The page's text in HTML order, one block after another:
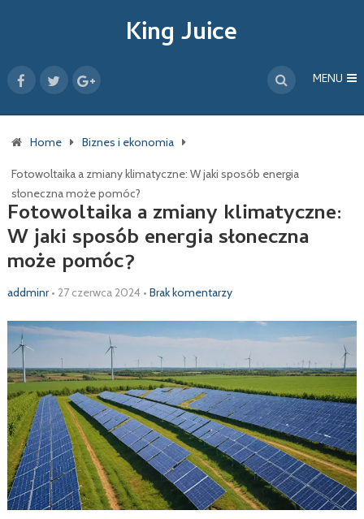
King Juice
MENU
Home Biznes i ekonomia
Fotowoltaika a zmiany klimatyczne: W jaki sposób energia
słoneczna może pomóc?
Fotowoltaika a zmiany klimatyczne:
W jaki sposób energia słoneczna
może pomóc?
addminr • 27 czerwca 2024• Brak komentarzy